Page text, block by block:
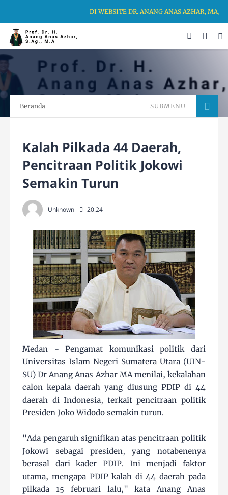
DI WEBSITE DR. ANANG ANAS AZHAR, MA,
Beranda SUBMENU
Kalah Pilkada 44 Daerah,
Pencitraan Politik Jokowi
Semakin Turun
Unknown 20.24
Medan - Pengamat komunikasi politik dari
Universitas Islam Negeri Sumatera Utara (UIN-
SU) Dr Anang Anas Azhar MA menilai, kekalahan
calon kepala daerah yang diusung PDIP di 44
daerah di Indonesia, terkait pencitraan politik
Presiden Joko Widodo semakin turun.
"Ada pengaruh signifikan atas pencitraan politik
Jokowi sebagai presiden, yang notabenenya
berasal dari kader PDIP. Ini menjadi faktor
utama, mengapa PDIP kalah di 44 daerah pada
pilkada 15 februari lalu," kata Anang Anas